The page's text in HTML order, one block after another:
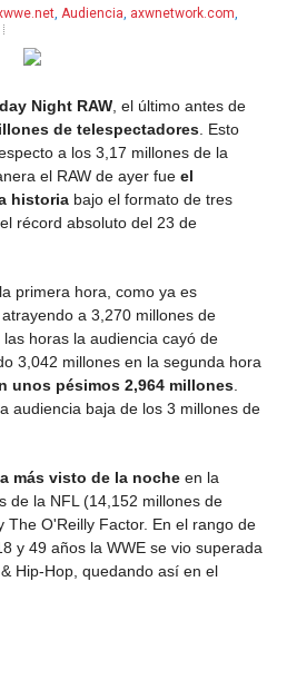
, Audiencia, axwnetwork.com,
Night RAW , el último antes de
de telespectadores . Esto
a los 3,17 millones de la
el RAW de ayer fue el
historia bajo el formato de tres
récord absoluto del 23 de
primera hora, como ya es
a 3,270 millones de
horas la audiencia cayó de
3,042 millones en la segunda hora
unos pésimos 2,964 millones
audiencia baja de los 3 millones de
más visto de la noche en la
de la NFL (14,152 millones de
The O'Reilly Factor. En el rango de
y 49 años la WWE se vio superada
Hip-Hop, quedando así en el